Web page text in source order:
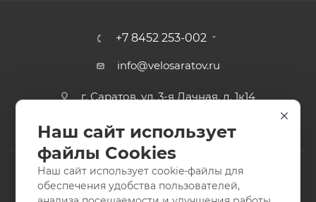
+7 8452 253-002
info@velosaratov.ru
г. Саратов, ул. 3-я Дачная, д. 1к14
Наш сайт использует
файлы Cookies
Наш сайт использует cookie-файлы для
обеспечения удобства пользователей,